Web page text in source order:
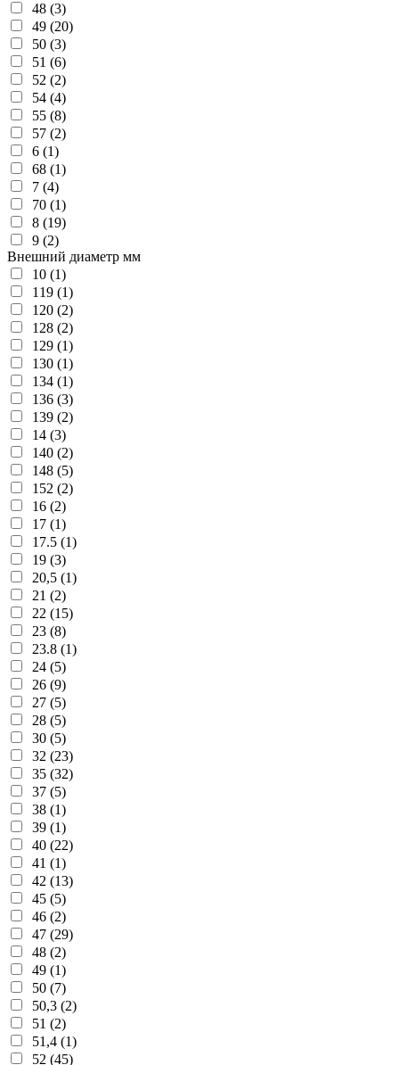
48 (3)
49 (20)
50 (3)
51 (6)
52 (2)
54 (4)
55 (8)
57 (2)
6 (1)
68 (1)
7 (4)
70 (1)
8 (19)
9 (2)
Внешний диаметр мм
10 (1)
119 (1)
120 (2)
128 (2)
129 (1)
130 (1)
134 (1)
136 (3)
139 (2)
14 (3)
140 (2)
148 (5)
152 (2)
16 (2)
17 (1)
17.5 (1)
19 (3)
20,5 (1)
21 (2)
22 (15)
23 (8)
23.8 (1)
24 (5)
26 (9)
27 (5)
28 (5)
30 (5)
32 (23)
35 (32)
37 (5)
38 (1)
39 (1)
40 (22)
41 (1)
42 (13)
45 (5)
46 (2)
47 (29)
48 (2)
49 (1)
50 (7)
50,3 (2)
51 (2)
51,4 (1)
52 (45)